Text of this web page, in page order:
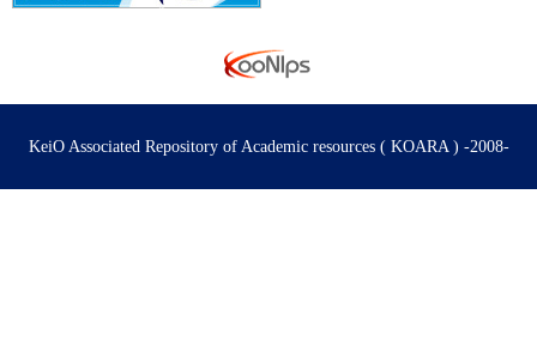
KeiO Associated Repository of Academic resources ( KOARA ) -2008-